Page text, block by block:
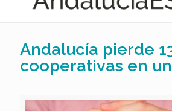
Andalucía pierde
cooperativas en